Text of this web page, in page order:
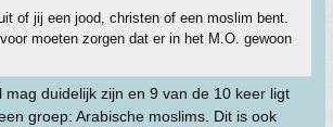
of jij een jood, christen of een moslim bent.
moeten zorgen dat er in het M.O. gewoon
mag duidelijk zijn en 9 van de 10 keer ligt
groep: Arabische moslims. Dit is ook